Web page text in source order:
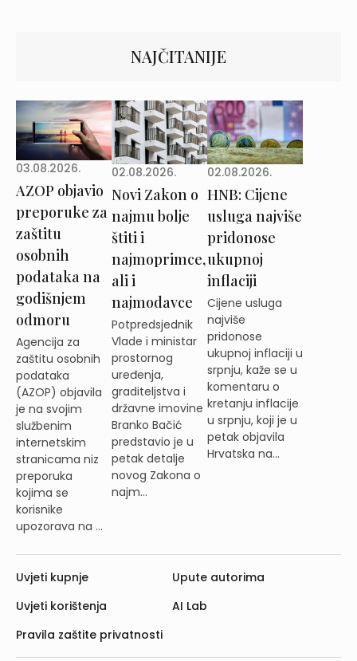
NAJČITANIJE
03.08.2026.
AZOP objavio
preporuke za
zaštitu
osobnih
podataka na
godišnjem
odmoru
Agencija za
zaštitu osobnih
podataka
(AZOP) objavila
je na svojim
službenim
internetskim
stranicama niz
preporuka
kojima se
korisnike
upozorava na ...
02.08.2026.
Novi Zakon o
najmu bolje
štiti i
najmoprimce,
ali i
najmodavce
Potpredsjednik
Vlade i ministar
prostornog
uređenja,
graditeljstva i
državne imovine
Branko Bačić
predstavio je u
petak detalje
novog Zakona o
najm...
02.08.2026.
HNB: Cijene
usluga najviše
pridonose
ukupnoj
inflaciji
Cijene usluga
najviše
pridonose
ukupnoj inflaciji u
srpnju, kaže se u
komentaru o
kretanju inflacije
u srpnju, koji je u
petak objavila
Hrvatska na...
Uvjeti kupnje
Uvjeti korištenja
Pravila zaštite privatnosti
Upute autorima
AI Lab